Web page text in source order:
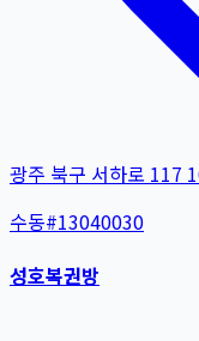
광주 북구 서하로 117
수동#13040030
성호복권방